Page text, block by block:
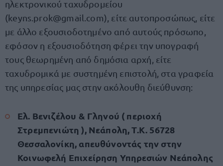
ηλεκτρονικού ταχυδρομείου
(keyns.prok@gmail.com), είτε αυτοπροσώπως, είτε
με άλλο εξουσιοδοτημένο από αυτούς πρόσωπο,
εφόσον η εξουσιοδότηση φέρει την υπογραφή
τους θεωρημένη από δημόσια αρχή, είτε
ταχυδρομικά με συστημένη επιστολή, στα γραφεία
της υπηρεσίας μας στην ακόλουθη διεύθυνση:
Ελ. Βενιζέλου & Γληνού ( περιοχή
Στρεμπενιώτη ), Νεάπολη, Τ.Κ. 56728
Θεσσαλονίκη, απευθύνοντάς την στην
Κοινωφελή Επιχείρηση Υπηρεσιών Νεάπολης